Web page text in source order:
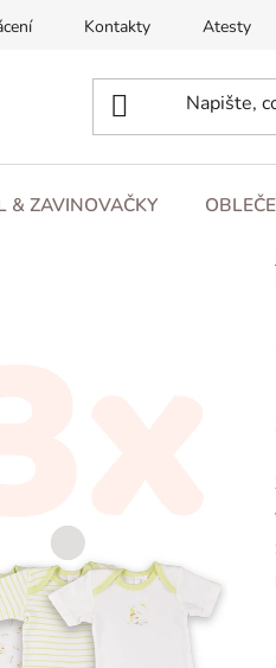
Kontakty Atesty
& ZAVINOVAČKY